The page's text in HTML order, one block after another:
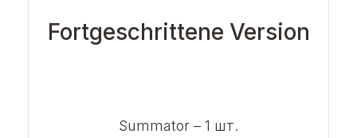
Fortgeschrittene Version
Summator – 1 шт.